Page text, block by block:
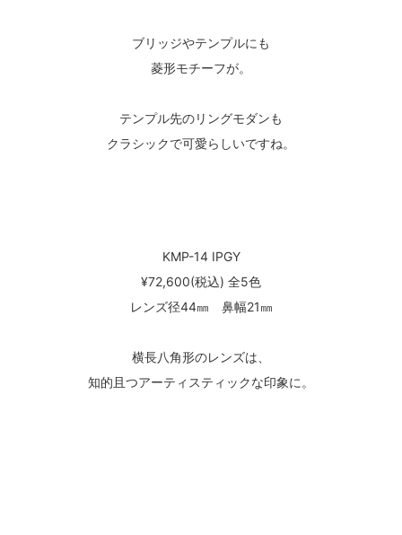
ブリッジやテンプルにも
菱形モチーフが。
テンプル先のリングモダンも
クラシックで可愛らしいですね。
KMP-14 IPGY
¥72,600(税込) 全5色
レンズ径44㎜ 鼻幅21㎜
横長八角形のレンズは、
知的且つアーティスティックな印象に。